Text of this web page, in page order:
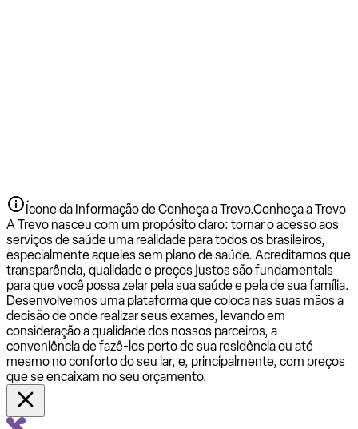
Ícone da Informação de Conheça a Trevo.Conheça a Trevo
A Trevo nasceu com um propósito claro: tornar o acesso aos
serviços de saúde uma realidade para todos os brasileiros,
especialmente aqueles sem plano de saúde. Acreditamos que
transparência, qualidade e preços justos são fundamentais
para que você possa zelar pela sua saúde e pela de sua família.
Desenvolvemos uma plataforma que coloca nas suas mãos a
decisão de onde realizar seus exames, levando em
consideração a qualidade dos nossos parceiros, a
conveniência de fazê-los perto de sua residência ou até
mesmo no conforto do seu lar, e, principalmente, com preços
que se encaixam no seu orçamento.